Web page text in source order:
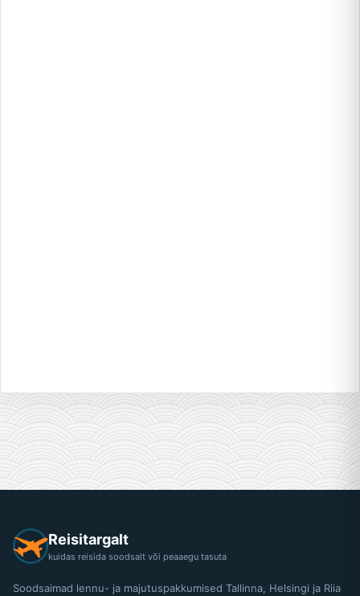
Reisitargalt
kuidas reisida soodsalt või peaaegu tasuta
Soodsaimad lennu- ja majutuspakkumised Tallinna, Helsingi ja Riia